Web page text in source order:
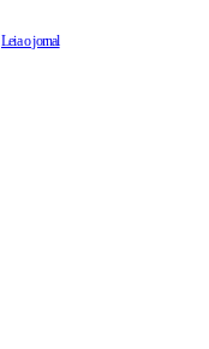
Leia o jornal